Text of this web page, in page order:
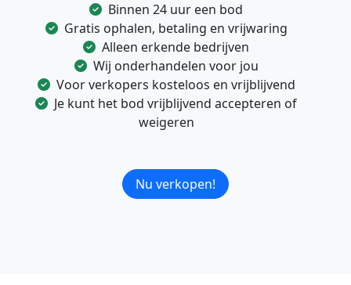
Binnen 24 uur een bod
Gratis ophalen, betaling en vrijwaring
Alleen erkende bedrijven
Wij onderhandelen voor jou
Voor verkopers kosteloos en vrijblijvend
Je kunt het bod vrijblijvend accepteren of
weigeren
Nu verkopen!